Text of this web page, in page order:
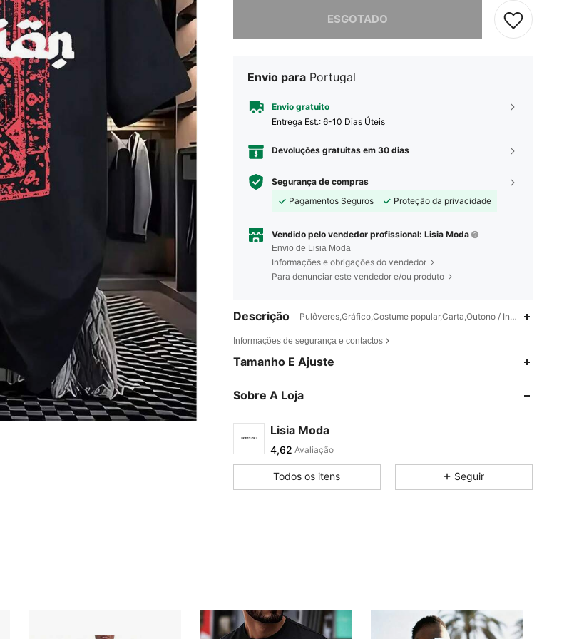
ESGOTADO
Envio para Portugal
Envio gratuito
Entrega Est.: 6-10 Dias Úteis
Devoluções gratuitas em 30 dias
Segurança de compras
Pagamentos Seguros
Proteção da privacidade
Vendido pelo vendedor profissional: Lisia Moda
Envio de Lisia Moda
Informações e obrigações do vendedor
Para denunciar este vendedor e/ou produto
Descrição Pulôveres,Gráfico,Costume popular,Carta,Outono / Inverno,Primavera /
Informações de segurança e contactos
Tamanho E Ajuste
Sobre A Loja
Lisia Moda
4,62 Avaliação
Todos os itens Seguir